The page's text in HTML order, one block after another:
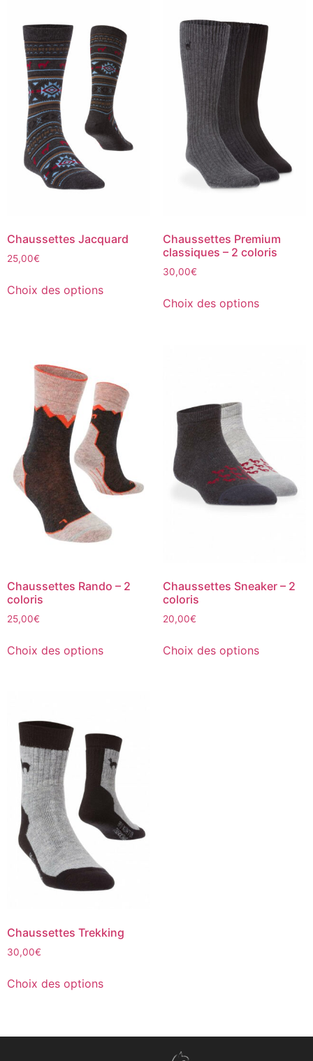
Chaussettes Jacquard
25,00€
Choix des options
Chaussettes Premium
classiques – 2 coloris
30,00€
Choix des options
Chaussettes Rando – 2
coloris
25,00€
Choix des options
Chaussettes Sneaker – 2
coloris
20,00€
Choix des options
Chaussettes Trekking
30,00€
Choix des options